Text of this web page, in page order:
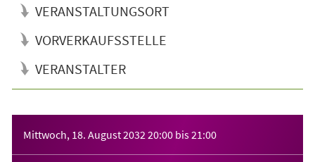
VERANSTALTUNGSORT
VORVERKAUFSSTELLE
VERANSTALTER
Mittwoch, 18. August 2032 20:00 bis21:00